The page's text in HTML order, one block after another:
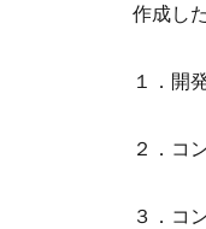
作成し
１．開
２．コ
３．コ